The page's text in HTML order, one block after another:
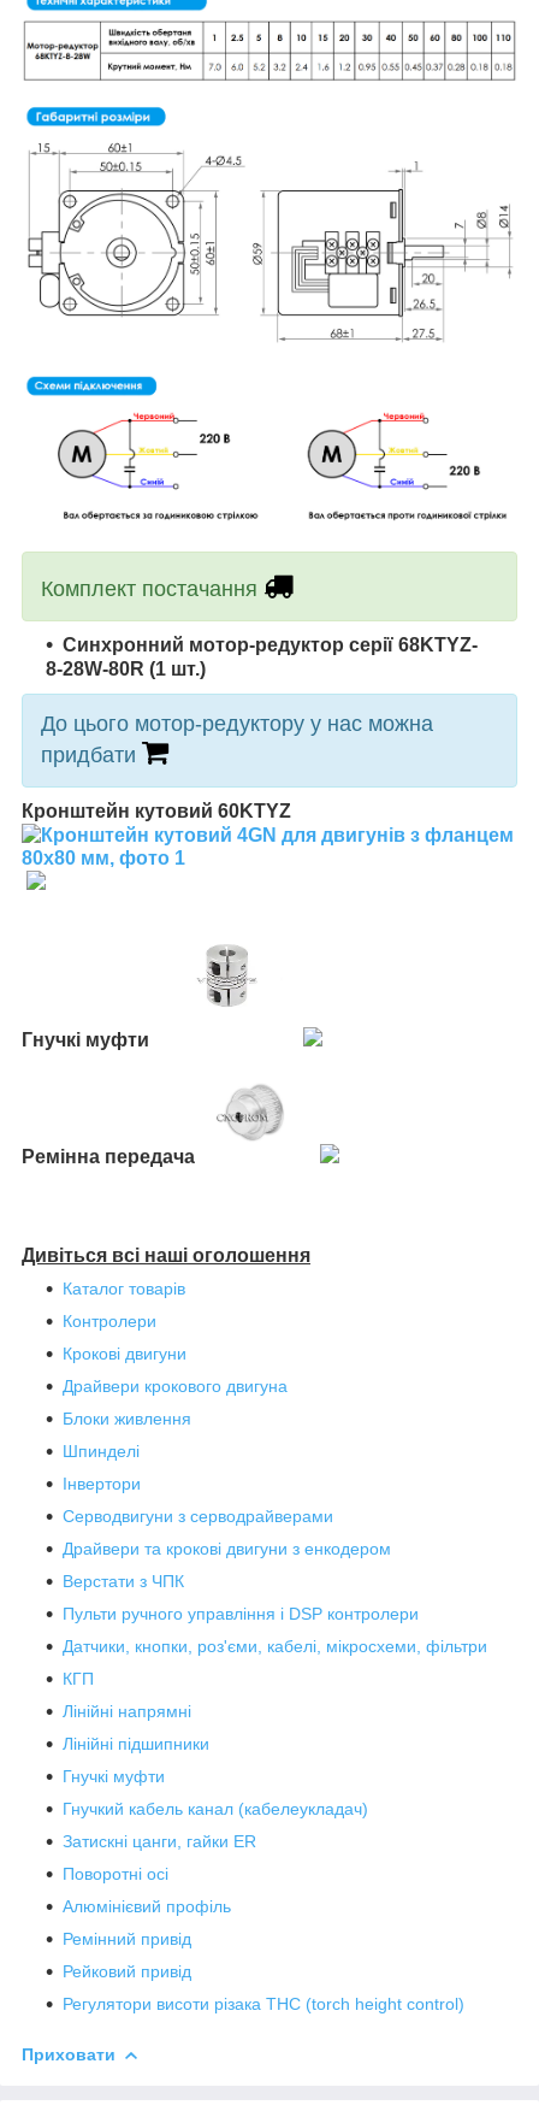
Комплект постачання
Синхронний мотор-редуктор серії 68KTYZ-
8-28W-80R (1 шт.)
До цього мотор-редуктору у нас можна
придбати
Кронштейн кутовий 60KTYZ
Гнучкі муфти
Ремінна передача
Дивіться всі наші оголошення
Каталог товарів
Контролери
Крокові двигуни
Драйвери крокового двигуна
Блоки живлення
Шпинделі
Інвертори
Серводвигуни з серводрайверами
Драйвери та крокові двигуни з енкодером
Верстати з ЧПК
Пульти ручного управління і DSP контролери
Датчики, кнопки, роз'єми, кабелі, мікросхеми, фільтри
КГП
Лінійні напрямні
Лінійні підшипники
Гнучкі муфти
Гнучкий кабель канал (кабелеукладач)
Затискні цанги, гайки ER
Поворотні осі
Алюмінієвий профіль
Ремінний привід
Рейковий привід
Регулятори висоти різака THC (torch height control)
Приховати